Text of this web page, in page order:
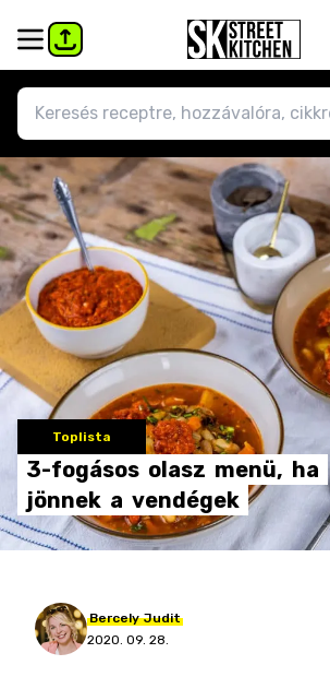
Toplista
3-fogásos olasz menü, ha
jönnek a vendégek
Bercely Judit
2020. 09. 28.